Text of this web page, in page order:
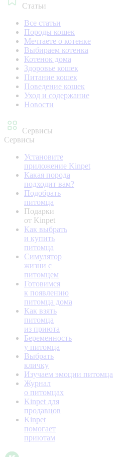
Статьи
Все статьи
Породы кошек
Мечтаете о котенке
Выбираем котенка
Котенок дома
Здоровье кошек
Питание кошек
Поведение кошек
Уход и содержание
Новости
Сервисы
Сервисы
Установите
приложение Kinpet
Какая порода
подходит вам?
Подобрать
питомца
Подарки
от Kinpet
Как выбрать
и купить
питомца
Симулятор
жизни с
питомцем
Готовимся
к появлению
питомца дома
Как взять
питомца
из приюта
Беременность
у питомца
Выбрать
кличку
Изучаем эмоции питомца
Журнал
о питомцах
Kinpet для
продавцов
Kinpet
помогает
приютам